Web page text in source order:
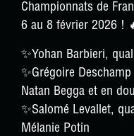
Championnats de
6 au 8 février 2026 !
✨Yohan Barbieri,
✨Grégoire
Natan Begga et en
✨Salomé Levallet,
Mélanie Potin